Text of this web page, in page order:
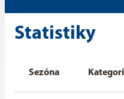
Statistiky
Sezóna